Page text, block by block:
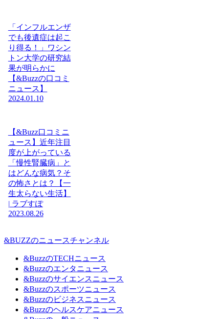
「インフルエンザ
でも後遺症は起こ
り得る！」ワシン
トン大学の研究結
果が明らかに
【&Buzzの口コミ
ニュース】
2024.01.10
【&Buzz口コミニ
ュース】近年注目
度が上がっている
「慢性腎臓病」と
はどんな病気？そ
の怖さとは？【一
生太らない生活】
| ラブすぽ
2023.08.26
&BUZZのニュースチャンネル
&BuzzのTECHニュース
&Buzzのエンタニュース
&Buzzのサイエンスニュース
&Buzzのスポーツニュース
&Buzzのビジネスニュース
&Buzzのヘルスケアニュース